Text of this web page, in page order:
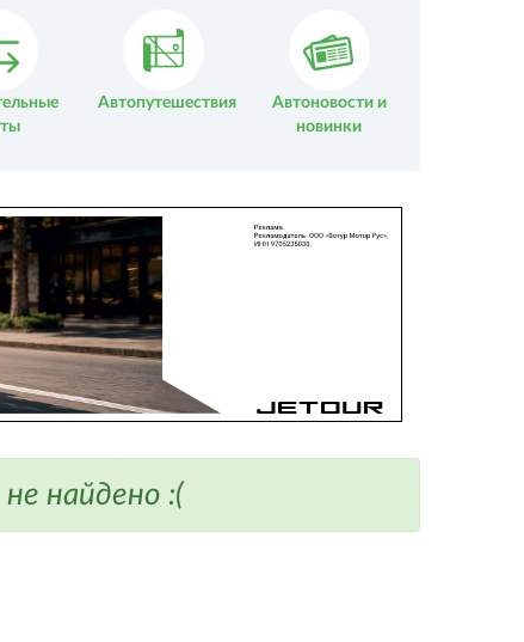
Автопутешествия
Автоновости и
новинки
найдено :(